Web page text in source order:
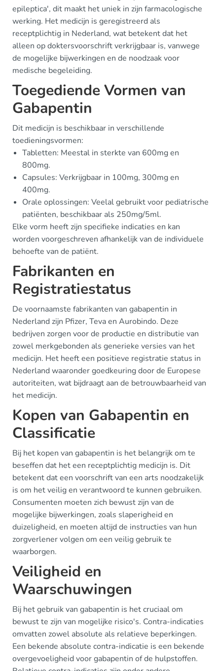
epileptica', dit maakt het uniek in zijn farmacologische
werking. Het medicijn is geregistreerd als
receptplichtig in Nederland, wat betekent dat het
alleen op doktersvoorschrift verkrijgbaar is, vanwege
de mogelijke bijwerkingen en de noodzaak voor
medische begeleiding.
Toegediende Vormen van
Gabapentin
Dit medicijn is beschikbaar in verschillende
toedieningsvormen:
Tabletten: Meestal in sterkte van 600mg en
800mg.
Capsules: Verkrijgbaar in 100mg, 300mg en
400mg.
Orale oplossingen: Veelal gebruikt voor pediatrische
patiënten, beschikbaar als 250mg/5ml.
Elke vorm heeft zijn specifieke indicaties en kan
worden voorgeschreven afhankelijk van de individuele
behoefte van de patiënt.
Fabrikanten en
Registratiestatus
De voornaamste fabrikanten van gabapentin in
Nederland zijn Pfizer, Teva en Aurobindo. Deze
bedrijven zorgen voor de productie en distributie van
zowel merkgebonden als generieke versies van het
medicijn. Het heeft een positieve registratie status in
Nederland waaronder goedkeuring door de Europese
autoriteiten, wat bijdraagt aan de betrouwbaarheid van
het medicijn.
Kopen van Gabapentin en
Classificatie
Bij het kopen van gabapentin is het belangrijk om te
beseffen dat het een receptplichtig medicijn is. Dit
betekent dat een voorschrift van een arts noodzakelijk
is om het veilig en verantwoord te kunnen gebruiken.
Consumenten moeten zich bewust zijn van de
mogelijke bijwerkingen, zoals slaperigheid en
duizeligheid, en moeten altijd de instructies van hun
zorgverlener volgen om een veilig gebruik te
waarborgen.
Veiligheid en
Waarschuwingen
Bij het gebruik van gabapentin is het cruciaal om
bewust te zijn van mogelijke risico's. Contra-indicaties
omvatten zowel absolute als relatieve beperkingen.
Een bekende absolute contra-indicatie is een bekende
overgevoeligheid voor gabapentin of de hulpstoffen.